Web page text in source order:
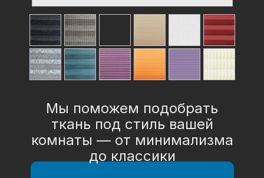
Мы поможем подобрать
ткань под стиль вашей
комнаты — от минимализма
до классики